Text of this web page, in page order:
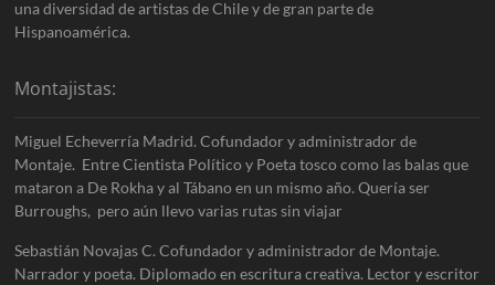
una diversidad de artistas de Chile y de gran parte de
Hispanoamérica.
Montajistas:
Miguel Echeverría Madrid. Cofundador y administrador de
Montaje. Entre Cientista Político y Poeta tosco como las balas que
mataron a De Rokha y al Tábano en un mismo año. Quería ser
Burroughs, pero aún llevo varias rutas sin viajar
Sebastián Novajas C. Cofundador y administrador de Montaje.
Narrador y poeta. Diplomado en escritura creativa. Lector y escritor